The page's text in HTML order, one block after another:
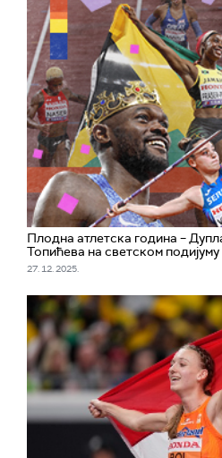
Плодна атлетска година –
Топићева на светском подијуму
27. 12. 2025.